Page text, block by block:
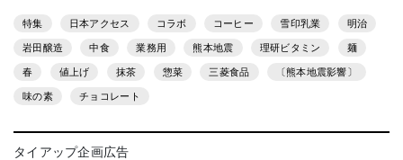
特集 日本アクセス コラボ コーヒー 雪印乳業 明治
岩田醸造 中食 業務用 熊本地震 理研ビタミン 麺
春 値上げ 抹茶 惣菜 三菱食品 〔熊本地震影響〕
味の素 チョコレート
タイアップ企画広告